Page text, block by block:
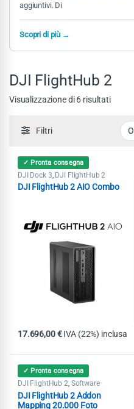
aggiuntivi. Di
Scopri di più →
DJI FlightHub 2
Visualizzazione di 6 risultati
Filtri
✓ Pronta consegna
DJI Dock 3 DJI FlightHub 2
DJI FlightHub 2 AIO Combo
17.696,00€ IVA (22%) inclusa
✓ Pronta consegna
DJI FlightHub 2, Software
DJI FlightHub 2 Addon
Mapping 20.000 Foto